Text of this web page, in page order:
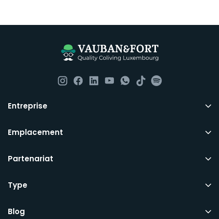
avec des connaissances.
Tout ce dont vous avez besoin pour vous installer
définitivement au Luxembourg. Tous nos domiciles
sont entièrement meublés, jusqu’aux couteaux et aux
Ils comprennent les factures d’utilités communes,
le ménage bimensuel de toutes les parties
aux opérations quotidiennes et au nettoyage de
minimale de 5 mois avec un préavis de 2 mois. En
Entreprise
Emplacement
Partenariat
Type
Blog